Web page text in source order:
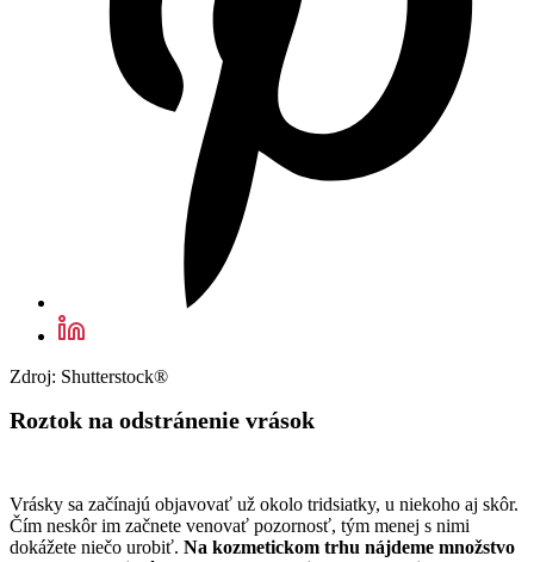
Zdroj: Shutterstock®
Roztok na odstránenie vrások
Vrásky sa začínajú objavovať už okolo tridsiatky, u niekoho aj skôr.
Čím neskôr im začnete venovať pozornosť, tým menej s nimi
dokážete niečo urobiť. Na kozmetickom trhu nájdeme množstvo